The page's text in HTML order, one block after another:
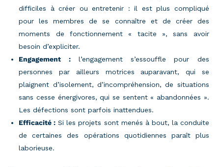
difficiles à créer ou entretenir : il est plus compliqué
pour les membres de se connaître et de créer des
moments de fonctionnement « tacite », sans avoir
besoin d’expliciter.
Engagement :l’engagement s’essouffle pour des
personnes par ailleurs motrices auparavant, qui se
plaignent d’isolement, d’incompréhension, de situations
sans cesse énergivores, qui se sentent « abandonnées ».
Les défections sont parfois inattendues.
Efficacité : Si les projets sont menés à bout, la conduite
de certaines des opérations quotidiennes paraît plus
laborieuse.